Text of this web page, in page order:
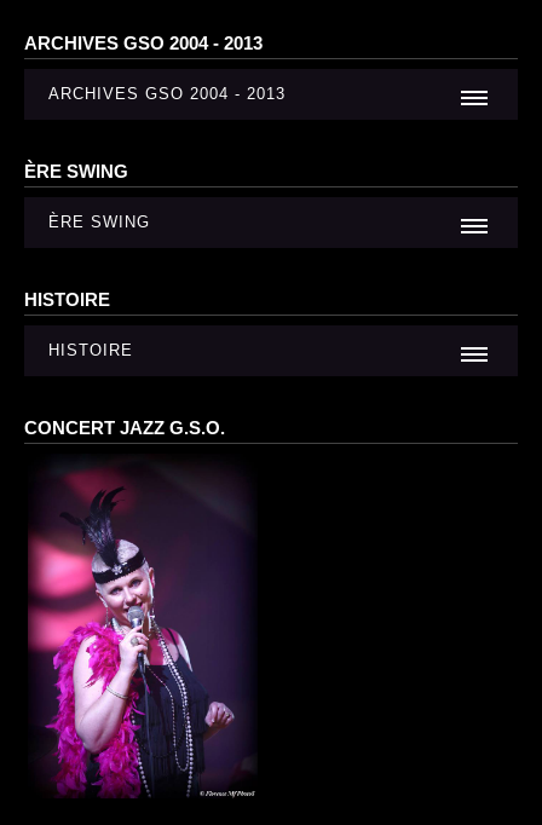
ARCHIVES GSO 2004 - 2013
ARCHIVES GSO 2004 - 2013
ÈRE SWING
ÈRE SWING
HISTOIRE
HISTOIRE
CONCERT JAZZ G.S.O.